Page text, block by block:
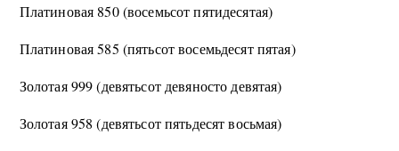
Платиновая 850 (восемьсот пятидесятая)
Платиновая 585 (пятьсот восемьдесят пятая)
Золотая 999 (девятьсот девяносто девятая)
Золотая 958 (девятьсот пятьдесят восьмая)